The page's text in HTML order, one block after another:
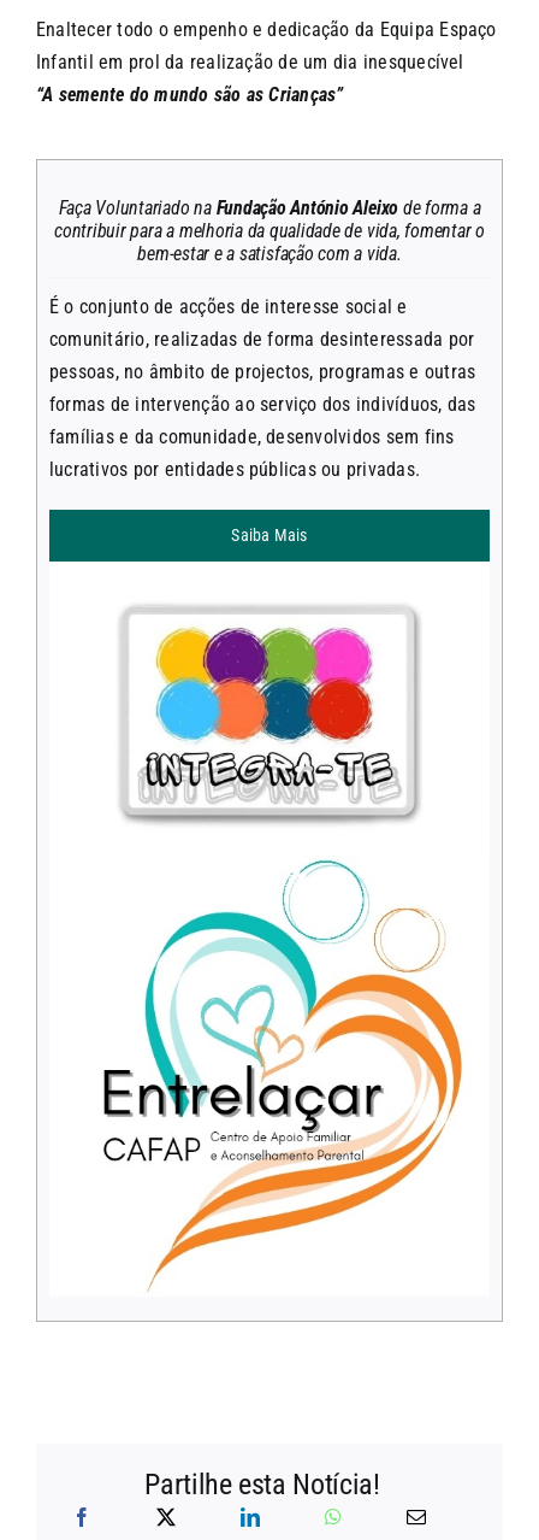
Enaltecer todo o empenho e dedicação da Equipa Espaço
Infantil em prol da realização de um dia inesquecível
“A semente do mundo são as Crianças”
Faça Voluntariado na Fundação António Aleixo de forma a
contribuir para a melhoria da qualidade de vida, fomentar o
bem-estar e a satisfação com a vida.
É o conjunto de acções de interesse social e
comunitário, realizadas de forma desinteressada por
pessoas, no âmbito de projectos, programas e outras
formas de intervenção ao serviço dos indivíduos, das
famílias e da comunidade, desenvolvidos sem fins
lucrativos por entidades públicas ou privadas.
Saiba Mais
Partilhe esta Notícia!